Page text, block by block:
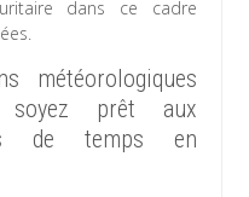
dans ce cadre
météorologiques
prêt aux
de temps en